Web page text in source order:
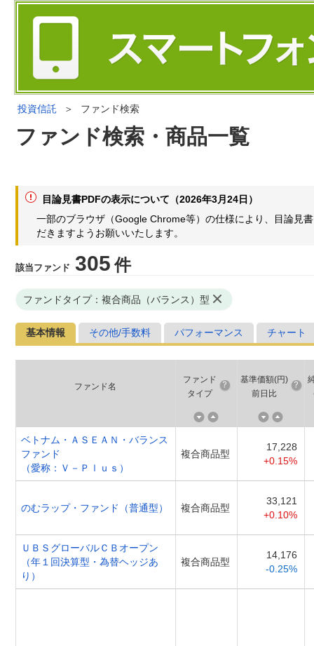
投資信託 ＞ ファンド検索
ファンド検索・商品一覧
目論見書PDFの表示について（2026年3月24日）
一部のブラウザ（Google Chrome等）の仕様により、目論見
だきますようお願いいたします。
該当ファンド 305 件
ファンドタイプ：複合商品（バランス）型
基本情報 その他/手数料 パフォーマンス チャート
ファンド名
ファンド
タイプ
基準価額(円)
前日比
ベトナム・ＡＳＥＡＮ・バランス
ファンド
（愛称：Ｖ－Ｐｌｕｓ）
複合商品型
17,228
+0.15%
のむラップ・ファンド（普通型） 複合商品型
33,121
+0.10%
ＵＢＳグローバルＣＢオープン
（年１回決算型・為替ヘッジあ
り）
複合商品型
14,176
-0.25%